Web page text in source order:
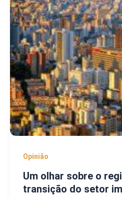
Opinião
Um olhar sobre o
transição do setor